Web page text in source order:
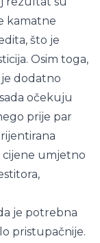
kamatne
što je
Osim toga,
je dodatno
očekuju
prije par
cijene umjetno
je potrebna
pristupačnije.